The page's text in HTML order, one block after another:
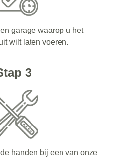
garage waarop u het
wilt laten voeren.
3
handen bij een van onze